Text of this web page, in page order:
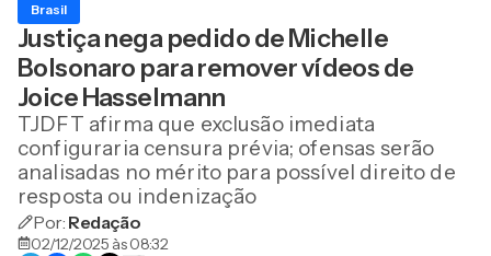
remover vídeos de Joice
Hasselmann
Brasil
Justiça nega pedido de Michelle
Bolsonaro para remover vídeos de
Joice Hasselmann
TJDFT afirma que exclusão imediata
configuraria censura prévia; ofensas serão
analisadas no mérito para possível direito de
resposta ou indenização
Por: Redação
02/12/2025 às 08:32